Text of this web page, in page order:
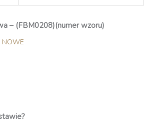
– (FBM0208)(numer wzoru)
NOWE